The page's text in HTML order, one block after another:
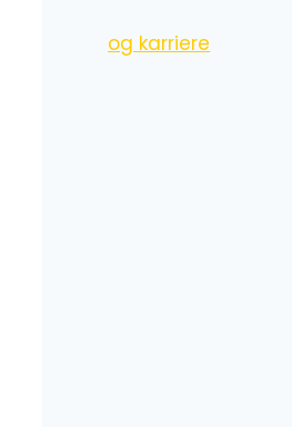
og karriere